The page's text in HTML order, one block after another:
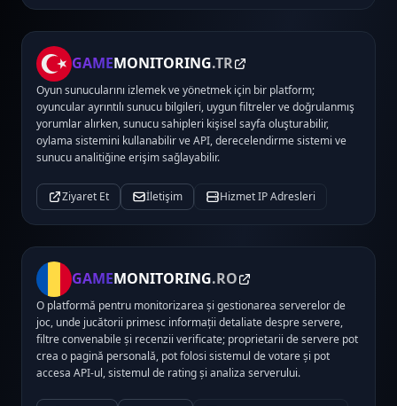
GAMEMONITORING.TR
Oyun sunucularını izlemek ve yönetmek için bir platform;
oyuncular ayrıntılı sunucu bilgileri, uygun filtreler ve doğrulanmış
yorumlar alırken, sunucu sahipleri kişisel sayfa oluşturabilir,
oylama sistemini kullanabilir ve API, derecelendirme sistemi ve
sunucu analitiğine erişim sağlayabilir.
Ziyaret Et İletişim Hizmet IP Adresleri
GAMEMONITORING.RO
O platformă pentru monitorizarea și gestionarea serverelor de
joc, unde jucătorii primesc informații detaliate despre servere,
filtre convenabile și recenzii verificate; proprietarii de servere pot
crea o pagină personală, pot folosi sistemul de votare și pot
accesa API-ul, sistemul de rating și analiza serverului.